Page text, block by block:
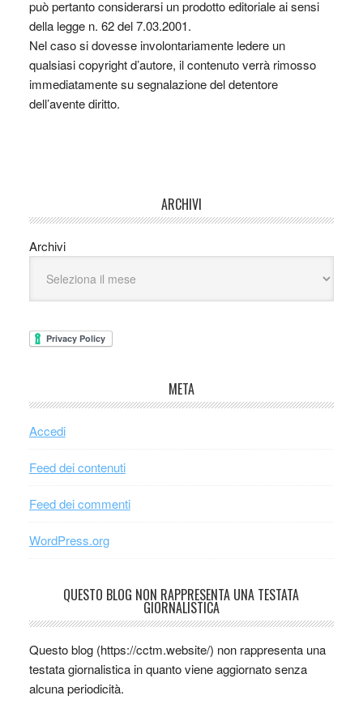
può pertanto considerarsi un prodotto editoriale ai sensi
della legge n. 62 del 7.03.2001.
Nel caso si dovesse involontariamente ledere un
qualsiasi copyright d’autore, il contenuto verrà rimosso
immediatamente su segnalazione del detentore
dell’avente diritto.
ARCHIVI
Archivi
META
Accedi
Feed dei contenuti
Feed dei commenti
WordPress.org
QUESTO BLOG NON RAPPRESENTA UNA TESTATA
GIORNALISTICA
Questo blog (https://cctm.website/) non rappresenta una
testata giornalistica in quanto viene aggiornato senza
alcuna periodicità.